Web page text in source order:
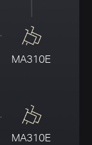
MA310E
MA310E